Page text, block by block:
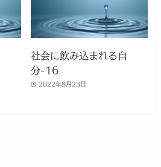
社会に飲み込まれる自
分-16
2022年8月23日